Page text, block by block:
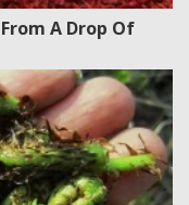
A Drop Of